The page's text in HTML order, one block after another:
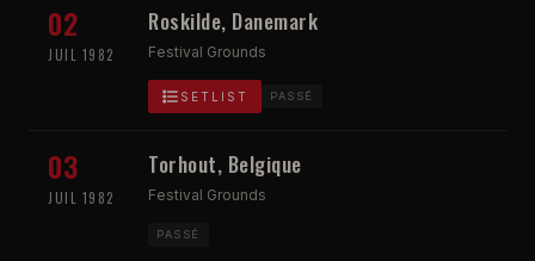
02
JUIL 1982
Roskilde, Danemark
Festival Grounds
SETLIST PASSÉ
03
JUIL 1982
Torhout, Belgique
Festival Grounds
PASSÉ